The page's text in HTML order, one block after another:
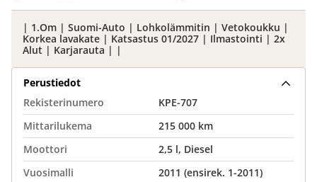
| 1.Om | Suomi-Auto | Lohkolämmitin | Vetokoukku |
Korkea lavakate | Katsastus 01/2027 | Ilmastointi | 2x
Alut | Karjarauta | |
Perustiedot
Rekisterinumero
KPE-707
Mittarilukema
215 000 km
Moottori
2,5 l, Diesel
Vuosimalli
2011 (ensirek. 1-2011)